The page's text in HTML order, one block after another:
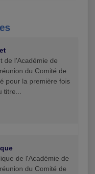
de l'Académie de
du Comité de
pour la première fois
de l'Académie de
du Comité de